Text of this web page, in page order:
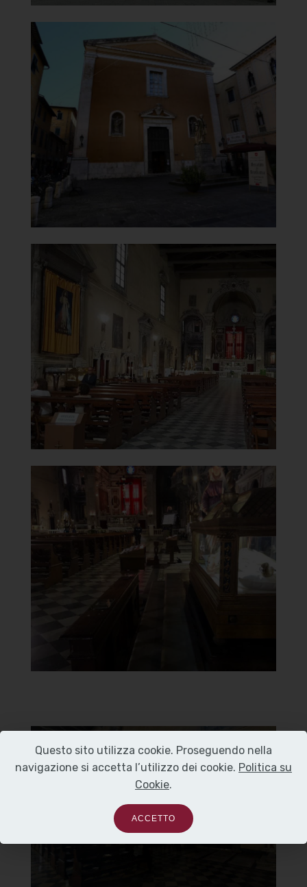
Chiesa di Santa Maria del
Carmine
Vista centrale
Clicca per ingrandire
]
Chiesa di Santa Maria del
Carmine
Clicca per ingrandire
]
Chiesa di Santa Maria del
Carmine
Parete destra
Chiesa di Santa Maria del
Carmine
Parete sinistra
Questo sito utilizza cookie. Proseguendo nella
navigazione si accetta l’utilizzo dei cookie. Politica su
Cookie.
ACCETTO